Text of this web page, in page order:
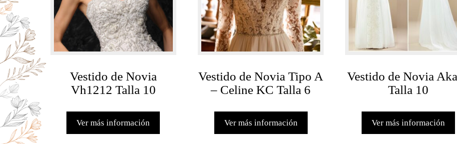
Vestido de Novia
Vh1212 Talla 10
Ver más información
Vestido de Novia Tipo A
– Celine KC Talla 6
Ver más información
Vestido de Novia
Talla 10
Ver más información